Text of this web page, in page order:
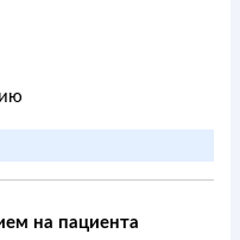
на пациента